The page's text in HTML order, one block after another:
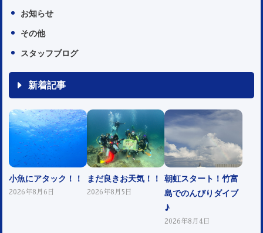
お知らせ
その他
スタッフブログ
新着記事
小魚にアタック！！
2026年8月6日
まだ良きお天気！！
2026年8月5日
朝虹スタート！竹富
島でのんびりダイブ
♪
2026年8月4日